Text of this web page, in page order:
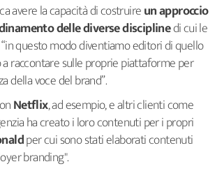
avere la capacità di costruireun approccio
delle diverse disciplinedi cui le
questo modo diventiamo editori di quello
raccontare sulle proprie piattaforme per
della voce del brand”.
Netflix, ad esempio, e altri clienti come
ha creato i loro contenuti per i propri
per cui sono stati elaborati contenuti
branding".